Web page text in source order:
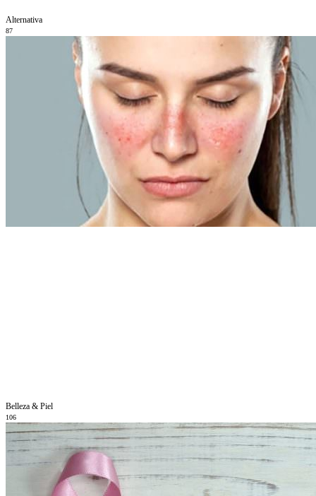
Alternativa
87
Belleza & Piel
106